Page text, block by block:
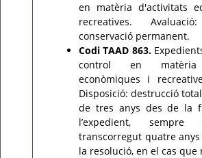
en matèria d'activitats
recreatives.
conservació permanent.
Codi TAAD 863.
control en matèria
econòmiques i
Disposició: destrucció
de tres anys des de la
l’expedient,
transcorregut quatre
la resolució, en el cas que